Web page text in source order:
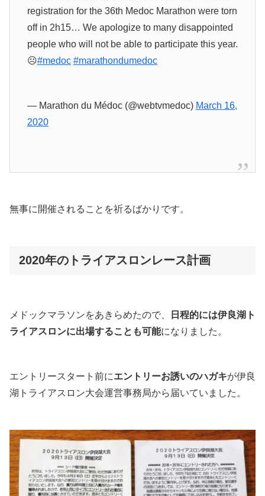
registration for the 36th Medoc Marathon were torn
off in 2h15… We apologize to many disappointed
people who will not be able to participate this year.
☹️#medoc #marathondumedoc
— Marathon du Médoc (@webtvmedoc) March 16,
2020
無事に開催されることを祈るばかりです。
2020年のトライアスロンレース計画
メドックマラソンをあきらめたので、
日程的には伊良湖ト
ライアスロンに出場することも可能になりました。
エントリースタート前にエントリーお誘いのハガキが伊良
湖トライアスロン大会運営事務局から届いていました。